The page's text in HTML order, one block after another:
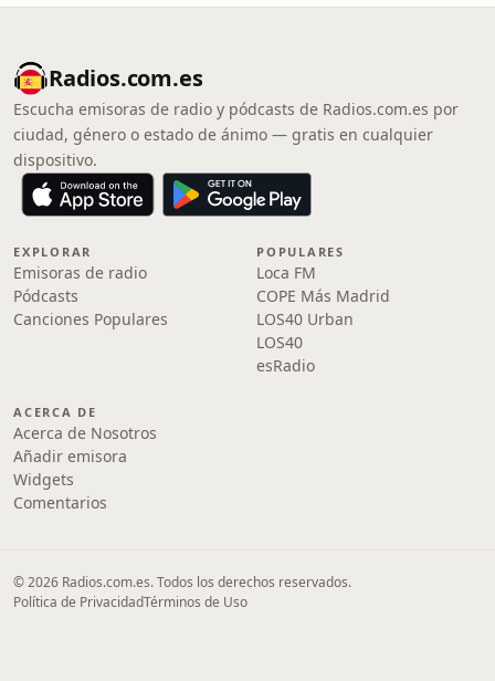
Radios.com.es
Escucha emisoras de radio y pódcasts de Radios.com.es por
ciudad, género o estado de ánimo — gratis en cualquier
dispositivo.
EXPLORAR
Emisoras de radio
Pódcasts
Canciones Populares
POPULARES
Loca FM
COPE Más Madrid
LOS40 Urban
LOS40
esRadio
ACERCA DE
Acerca de Nosotros
Añadir emisora
Widgets
Comentarios
© 2026 Radios.com.es. Todos los derechos reservados.
Política de PrivacidadTérminos de Uso